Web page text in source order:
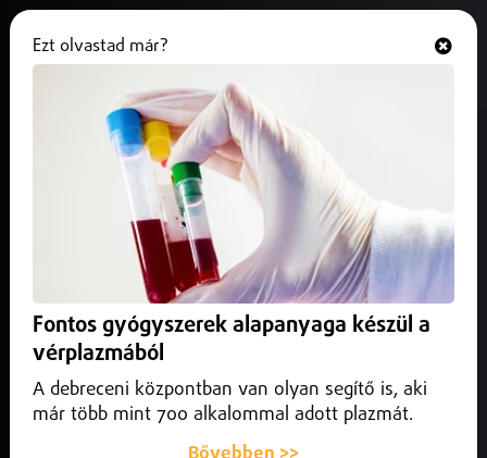
Marad a helyén a debreceni
tavaszi Mihály-napi vásár
2026. január 20.Debrecen
Májusban újra megtelik a Böszörményi út. Nem költözik a
szóbeszéd.
Ezt olvastad már?
Fontos gyógyszerek alapanyaga készül a
vérplazmából
A debreceni központban van olyan segítő is, aki
már több mint 700 alkalommal adott plazmát.
Bővebben >>